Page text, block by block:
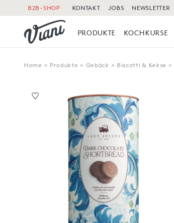
B2B-SHOP KONTAKT JOBS NEWSLETTER
PRODUKTE KOCHKURSE
Home > Produkte > Gebäck > Biscotti & Kekse >